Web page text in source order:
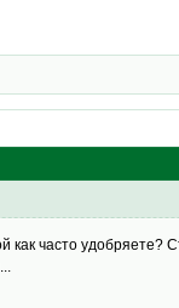
часто удобряете?